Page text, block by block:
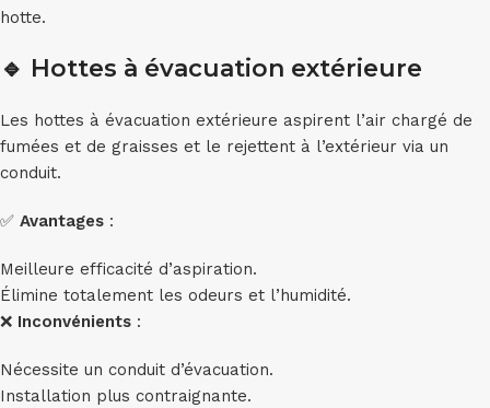
hotte.
🔹 Hottes à évacuation extérieure
Les hottes à évacuation extérieure aspirent l’air chargé de
fumées et de graisses et le rejettent à l’extérieur via un
conduit.
✅ Avantages :
Meilleure efficacité d’aspiration.
Élimine totalement les odeurs et l’humidité.
❌ Inconvénients :
Nécessite un conduit d’évacuation.
Installation plus contraignante.